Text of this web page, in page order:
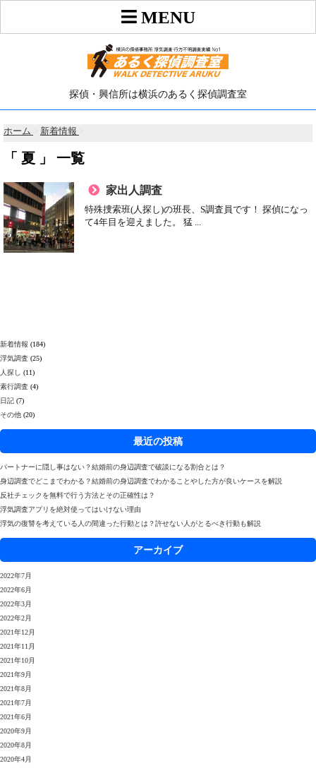
探偵・興信所は横浜のあるく探偵調査室
ホーム 新着情報
「 夏 」 一覧
家出人調査
特殊捜索班(人探し)の班長、S調査員です！ 探偵になっ
て4年目を迎えました。 猛 ...
新着情報 (184)
浮気調査 (25)
人探し
(11)
素行調査 (4)
日記 (7)
その他 (20)
最近の投稿
パートナーに隠し事はない？結婚前の身辺調査で破談になる割合とは？
身辺調査でどこまでわかる？結婚前の身辺調査でわかることやした方が良いケースを解説
反社チェックを無料で行う方法とその正確性は？
浮気調査アプリを絶対使ってはいけない理由
浮気の復讐を考えている人の間違った行動とは？許せない人がとるべき行動も解説
アーカイブ
2022年7月
2022年6月
2022年3月
2022年2月
2021年12月
2021年11月
2021年10月
2021年9月
2021年8月
2021年7月
2021年6月
2020年9月
2020年8月
2020年4月